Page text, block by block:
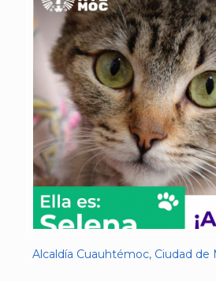
Alcaldía Cuauhtémoc, Ciudad de